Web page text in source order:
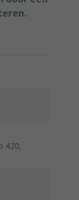
420,